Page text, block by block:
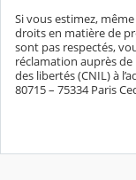
Si vous estimez,
droits en matière de
sont pas respectés,
réclamation auprès
des libertés (CNIL) à
80715 – 75334 Paris